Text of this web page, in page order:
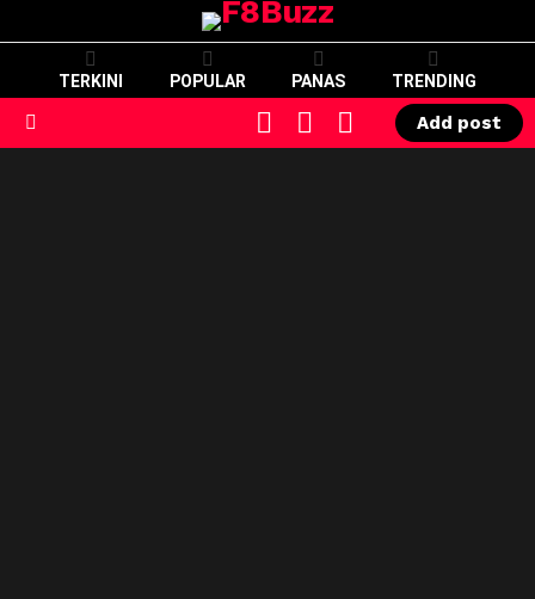
TERKINI POPULAR PANAS TRENDING
SWITCH
SKIN
CART LOGIN
Add post